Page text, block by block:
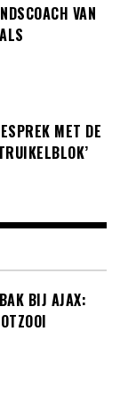
VAN
MET DE
BIJ AJAX: